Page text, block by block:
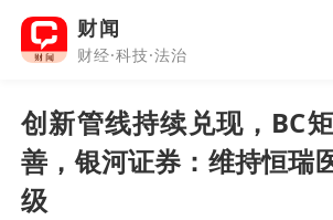
财闻
财经·科技·法治
创新管线持续兑现，BC
善，银河证券：维持恒瑞
级